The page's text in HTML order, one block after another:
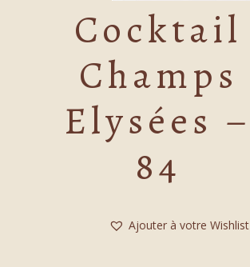
Cocktail
Champs
Elysées –
84
Ajouter à votre Wishlist